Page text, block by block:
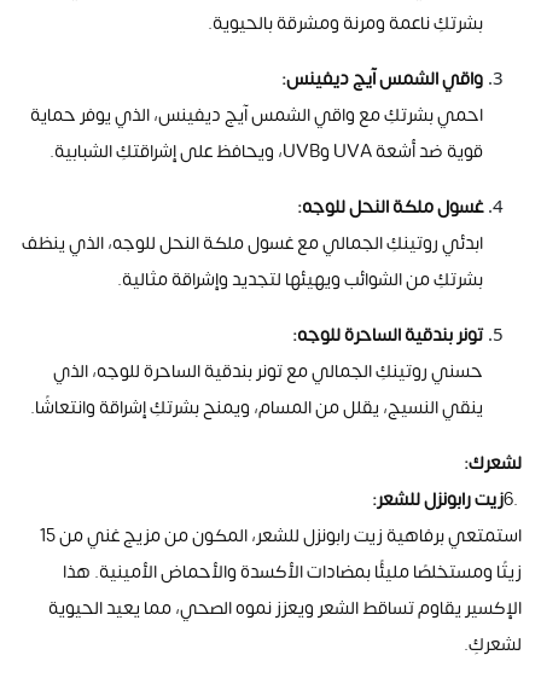
بشرتكِ ناعمة ومرنة ومشرقة بالحيوية.
واقي الشمس آيج ديفينس:
احمي بشرتكِ مع واقي الشمس آيج ديفينس، الذي يوفر حماية
قوية ضد أشعةUVA وUVB، ويحافظ على إشراقتكِ الشبابية.
غسول ملكة النحل للوجه:
ابدئي روتينكِ الجمالي مع غسول ملكة النحل للوجه، الذي ينظف
بشرتكِ من الشوائب ويهيئها لتجديد وإشراقة مثالية.
تونر بندقية الساحرة للوجه:
حسني روتينكِ الجمالي مع تونر بندقية الساحرة للوجه، الذي
ينقي النسيج، يقلل من المسام، ويمنح بشرتكِ إشراقة وانتعاشًا.
لشعرك:
6.زيت رابونزل للشعر:
استمتعي برفاهية زيت رابونزل للشعر، المكون من مزيج غني من 15
زيتًا ومستخلصًا مليئًا بمضادات الأكسدة والأحماض الأمينية. هذا
الإكسير يقاوم تساقط الشعر ويعزز نموه الصحي، مما يعيد الحيوية
لشعركِ.